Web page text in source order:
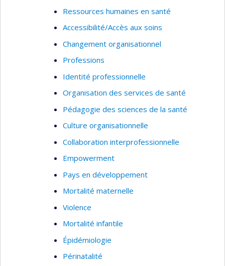
migratoire précaire, et 2) l’émergence et la mise
améliorer les réponses aux besoins diversifiés
des populations migrantes mal desservies, au
Canada et en Europe. Je mobilise les approches
participatives et centrées sur les besoins des
usagers dans mes recherches.
Ressources humaines en santé
Accessibilité/Accès aux soins
Changement organisationnel
Professions
Identité professionnelle
Organisation des services de santé
Pédagogie des sciences de la santé
Culture organisationnelle
Collaboration interprofessionnelle
Empowerment
Pays en développement
Mortalité maternelle
Violence
Mortalité infantile
Épidémiologie
Périnatalité